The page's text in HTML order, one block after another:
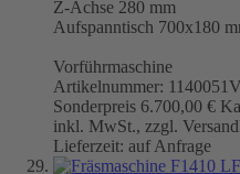
Z-Achse 280 mm
Aufspanntisch 700x180
Vorführmaschine
Artikelnummer: 1140051V
Sonderpreis 6.700,00 €
inkl. MwSt., zzgl.
Lieferzeit: auf Anfrage